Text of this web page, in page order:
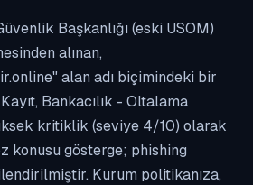
Başkanlığı (eski USOM)
alınan,
alan adı biçimindeki bir
Bankacılık - Oltalama
kritiklik (seviye 4/10) olarak
konusu gösterge; phishing
Kurum politikanıza,